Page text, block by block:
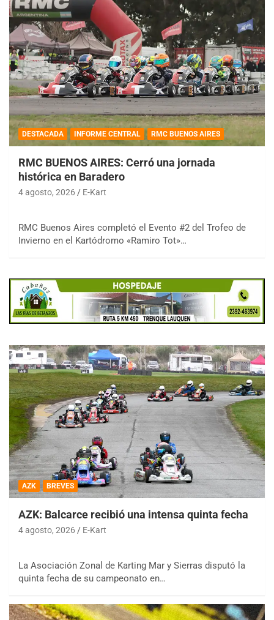
DESTACADA INFORME CENTRAL RMC BUENOS AIRES
RMC BUENOS AIRES: Cerró una jornada
histórica en Baradero
4 agosto, 2026 E-Kart
RMC Buenos Aires completó el Evento #2 del Trofeo de
Invierno en el Kartódromo «Ramiro Tot»…
AZK BREVES
AZK: Balcarce recibió una intensa quinta fecha
4 agosto, 2026 E-Kart
La Asociación Zonal de Karting Mar y Sierras disputó la
quinta fecha de su campeonato en…